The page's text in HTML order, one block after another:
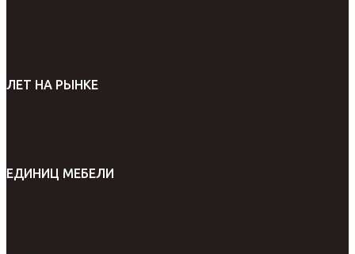
ЛЕТ НА РЫНКЕ
ЕДИНИЦ МЕБЕЛИ